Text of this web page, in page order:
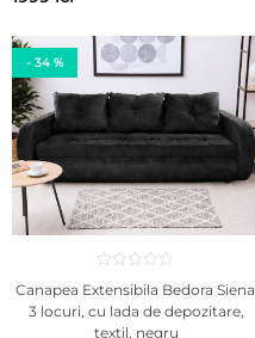
- 34 %
Canapea Extensibila Bedora Siena,
3 locuri, cu lada de depozitare,
textil, negru